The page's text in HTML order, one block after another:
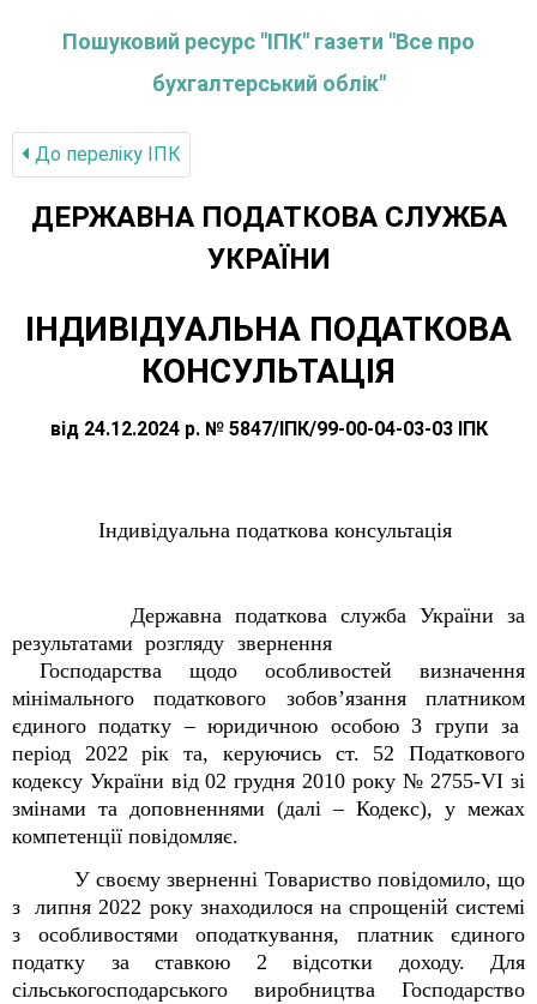
Пошуковий ресурс "ІПК" газети "Все про
бухгалтерський облік"
До переліку IПК
ДЕРЖАВНА ПОДАТКОВА СЛУЖБА
УКРАЇНИ
ІНДИВІДУАЛЬНА ПОДАТКОВА
КОНСУЛЬТАЦІЯ
від 24.12.2024 р. № 5847/ІПК/99-00-04-03-03 ІПК
Індивідуальна податкова консультація
Державна податкова служба України за
результатами розгляду звернення
Господарства щодо особливостей визначення
мінімального податкового зобов’язання платником
єдиного податку – юридичною особою 3 групи за
період 2022 рік та, керуючись ст. 52 Податкового
кодексу України від 02 грудня 2010 року № 2755-VI зі
змінами та доповненнями (далі – Кодекс), у межах
компетенції повідомляє.
У своєму зверненні Товариство повідомило, що
з липня 2022 року знаходилося на спрощеній системі
з особливостями оподаткування, платник єдиного
податку за ставкою 2 відсотки доходу. Для
сільськогосподарського виробництва Господарство